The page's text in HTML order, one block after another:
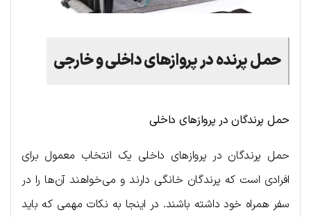
حمل پرنده در پروازهای داخلی و خارجی
حمل پرندگان در پروازهای داخلی
حمل پرندگان در پروازهای داخلی یک انتخاب معمول برای
افرادی است که پرندگان خانگی دارند و می‌خواهند آن‌ها را در
سفر همراه خود داشته باشند. در اینجا به نکات مهمی که باید